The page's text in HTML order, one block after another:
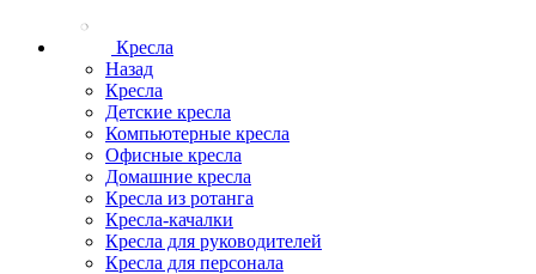
Кресла
Назад
Кресла
Детские кресла
Компьютерные кресла
Офисные кресла
Домашние кресла
Кресла из ротанга
Кресла-качалки
Кресла для руководителей
Кресла для персонала